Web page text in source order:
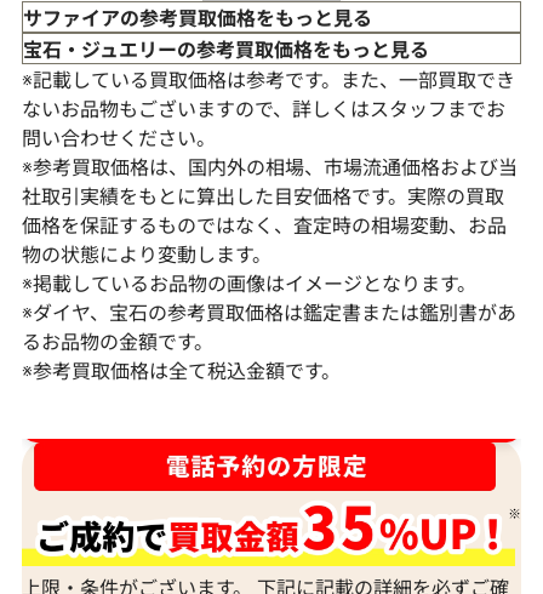
K18 サファイア ピアス/イヤリング
参考買取価格
Pt･Pm900 スタ
サファイアの参考買取価格をもっと見る
宝石・ジュエリーの参考買取価格をもっと見る
※記載している買取価格は参考です。また、一部買取でき
ないお品物もございますので、詳しくはスタッフまでお
問い合わせください。
※参考買取価格は、国内外の相場、市場流通価格および当
社取引実績をもとに算出した目安価格です。実際の買取
価格を保証するものではなく、査定時の相場変動、お品
物の状態により変動します。
※掲載しているお品物の画像はイメージとなります。
※ダイヤ、宝石の参考買取価格は鑑定書または鑑別書があ
るお品物の金額です。
※参考買取価格は全て税込金額です。
上限・条件がございます。 下記に記載の詳細を必ずご確